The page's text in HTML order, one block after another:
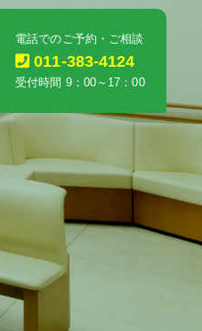
電話でのご予約・ご相談
011-383-4124
受付時間 9：00～17：00